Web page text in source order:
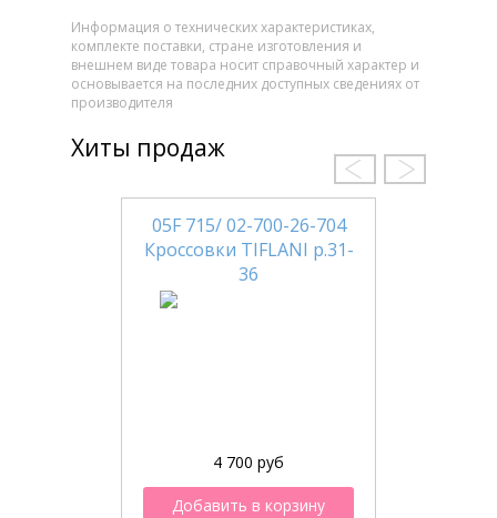
Информация о технических характеристиках,
комплекте поставки, стране изготовления и
внешнем виде товара носит справочный характер и
основывается на последних доступных сведениях от
производителя
Хиты продаж
05F 715/ 02-700-26-704
Кроссовки TIFLANI р.31-
36
4 700 руб
Добавить в корзину